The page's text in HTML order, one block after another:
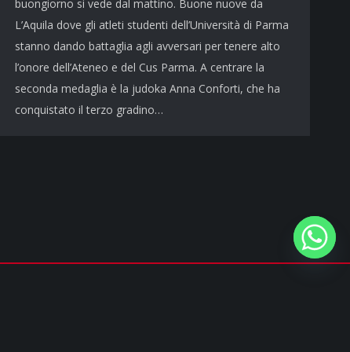
buongiorno si vede dal mattino. Buone nuove da
L’Aquila dove gli atleti studenti dell’Università di Parma
stanno dando battaglia agli avversari per tenere alto
l’onore dell’Ateneo e del Cus Parma. A centrare la
seconda medaglia è la judoka Anna Conforti, che ha
conquistato il terzo gradino…